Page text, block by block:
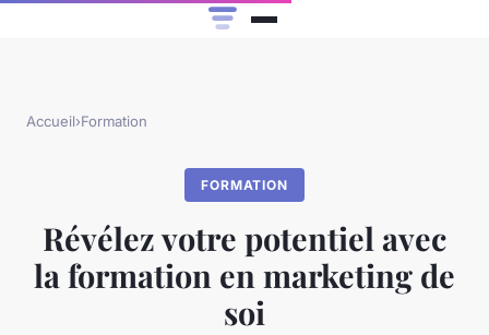
Accueil›Formation
FORMATION
Révélez votre potentiel avec
la formation en marketing de
soi